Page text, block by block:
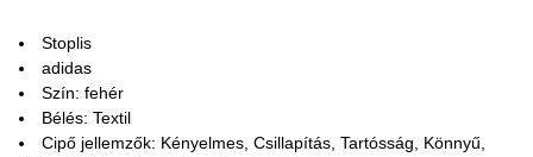
Stoplis
adidas
Szín: fehér
Bélés: Textil
Cipő jellemzők: Kényelmes, Csillapítás, Tartósság, Könnyű,